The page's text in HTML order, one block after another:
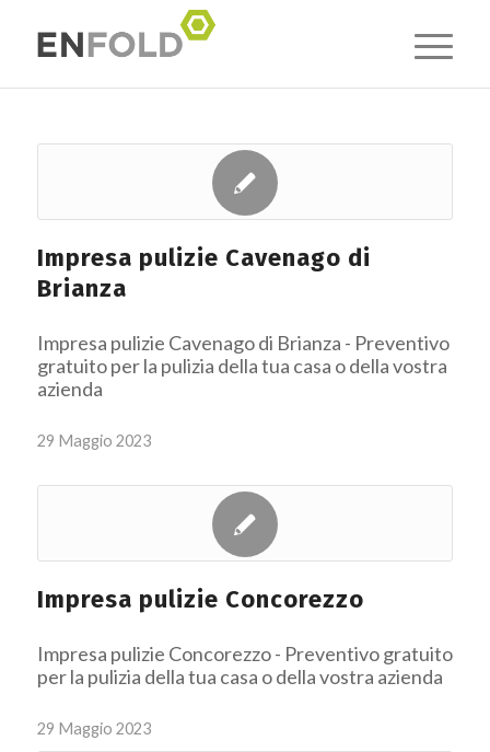
Impresa pulizie Cavenago di
Brianza
Impresa pulizie Cavenago di Brianza - Preventivo
gratuito per la pulizia della tua casa o della vostra
azienda
29 Maggio 2023
Impresa pulizie Concorezzo
Impresa pulizie Concorezzo - Preventivo gratuito
per la pulizia della tua casa o della vostra azienda
29 Maggio 2023